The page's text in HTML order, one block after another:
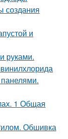
создания
и
руками.
1 Общая
Обшивка